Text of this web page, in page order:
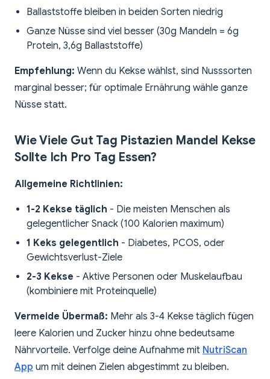
Ballaststoffe bleiben in beiden Sorten niedrig
Ganze Nüsse sind viel besser (30g Mandeln = 6g
Protein, 3,6g Ballaststoffe)
Empfehlung: Wenn du Kekse wählst, sind Nusssorten
marginal besser; für optimale Ernährung wähle ganze
Nüsse statt.
Wie Viele Gut Tag Pistazien Mandel Kekse
Sollte Ich Pro Tag Essen?
Allgemeine Richtlinien:
1-2 Kekse täglich - Die meisten Menschen als
gelegentlicher Snack (100 Kalorien maximum)
1 Keks gelegentlich - Diabetes, PCOS, oder
Gewichtsverlust-Ziele
2-3 Kekse - Aktive Personen oder Muskelaufbau
(kombiniere mit Proteinquelle)
Vermeide Übermaß: Mehr als 3-4 Kekse täglich fügen
leere Kalorien und Zucker hinzu ohne bedeutsame
Nährvorteile. Verfolge deine Aufnahme mit NutriScan
App um mit deinen Zielen abgestimmt zu bleiben.